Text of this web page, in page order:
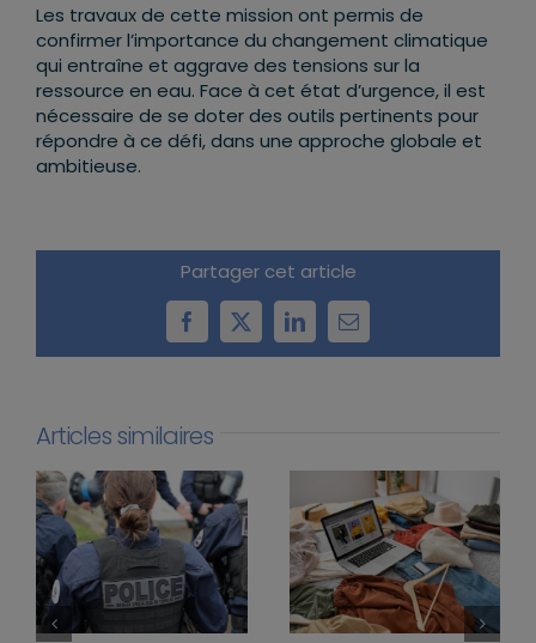
Les travaux de cette mission ont permis de
confirmer l’importance du changement climatique
qui entraîne et aggrave des tensions sur la
ressource en eau. Face à cet état d’urgence, il est
nécessaire de se doter des outils pertinents pour
répondre à ce défi, dans une approche globale et
ambitieuse.
Partager cet article
Facebook
X LinkedInEmail
Articles similaires